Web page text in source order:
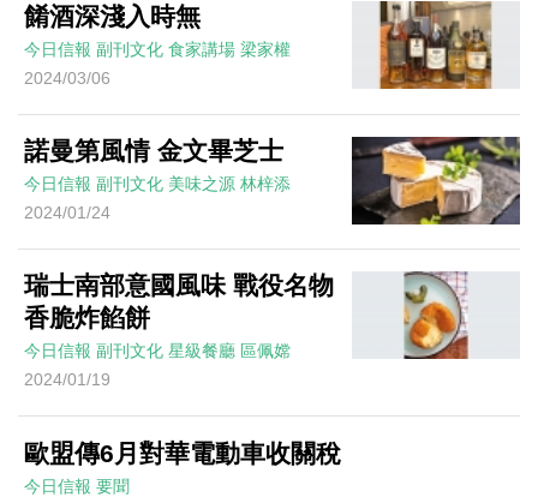
餚酒深淺入時無
今日信報 副刊文化 食家講場 梁家權
2024/03/06
諾曼第風情 金文畢芝士
今日信報 副刊文化 美味之源 林梓添
2024/01/24
瑞士南部意國風味 戰役名物
香脆炸餡餅
今日信報 副刊文化 星級餐廳 區佩嫦
2024/01/19
歐盟傳6月對華電動車收關稅
今日信報 要聞